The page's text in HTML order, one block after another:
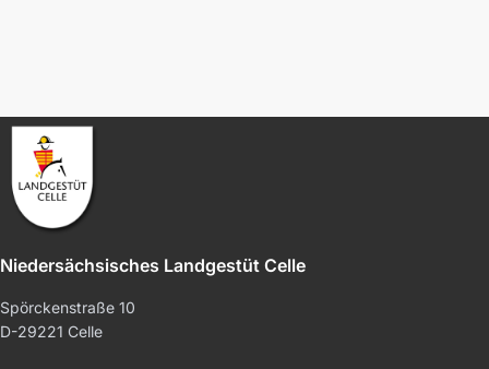
Niedersächsisches Landgestüt Celle
Spörckenstraße 10
D-29221 Celle